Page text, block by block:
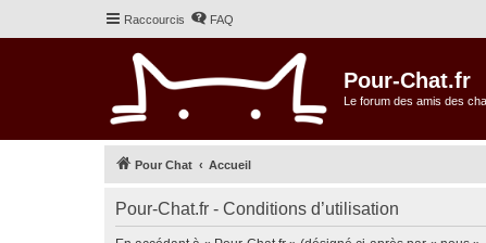
Raccourcis FAQ
Pour-Chat.fr
Le forum des amis des
Pour Chat Accueil
Pour-Chat.fr - Conditions d’utilisation